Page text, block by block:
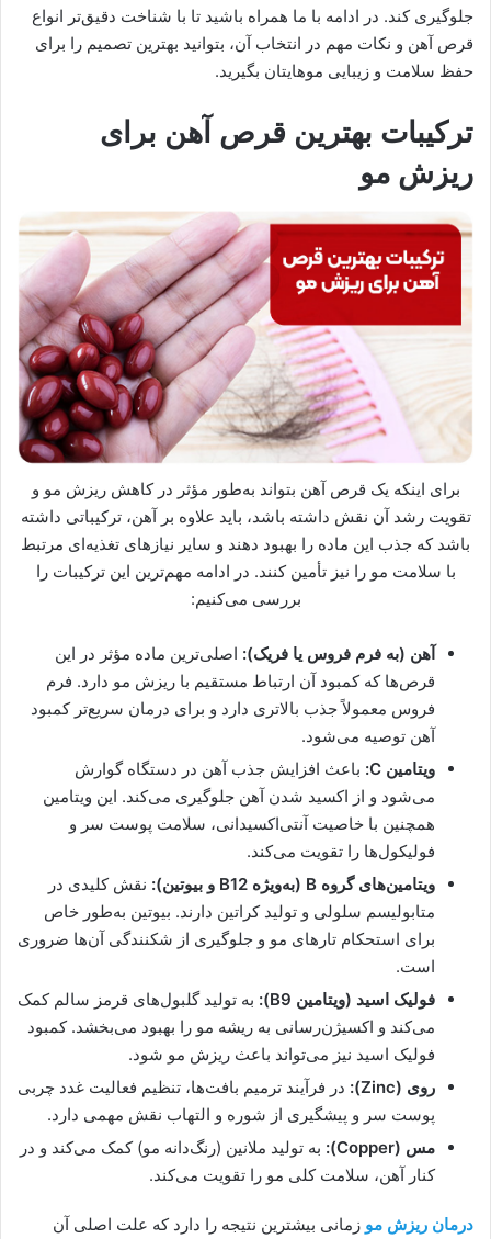
جلوگیری کند. در ادامه با ما همراه باشید تا با شناخت دقیق‌تر انواع
قرص آهن و نکات مهم در انتخاب آن، بتوانید بهترین تصمیم را برای
حفظ سلامت و زیبایی موهایتان بگیرید.
ترکیبات بهترین قرص آهن برای
ریزش مو
برای اینکه یک قرص آهن بتواند به‌طور مؤثر در کاهش ریزش مو و
تقویت رشد آن نقش داشته باشد، باید علاوه بر آهن، ترکیباتی داشته
باشد که جذب این ماده را بهبود دهند و سایر نیازهای تغذیه‌ای مرتبط
با سلامت مو را نیز تأمین کنند. در ادامه مهم‌ترین این ترکیبات را
بررسی می‌کنیم:
آهن (به فرم فروس یا فریک): اصلی‌ترین ماده مؤثر در این
قرص‌ها که کمبود آن ارتباط مستقیم با ریزش مو دارد. فرم
فروس معمولاً جذب بالاتری دارد و برای درمان سریع‌تر کمبود
آهن توصیه می‌شود.
ویتامین C:
باعث افزایش جذب آهن در دستگاه گوارش
می‌شود و از اکسید شدن آهن جلوگیری می‌کند. این ویتامین
همچنین با خاصیت آنتی‌اکسیدانی، سلامت پوست سر و
فولیکول‌ها را تقویت می‌کند.
ویتامین‌های گروه B (به‌ویژه B12 و بیوتین):
نقش کلیدی در
متابولیسم سلولی و تولید کراتین دارند. بیوتین به‌طور خاص
برای استحکام تارهای مو و جلوگیری از شکنندگی آن‌ها ضروری
است.
فولیک اسید (ویتامین B9):
به تولید گلبول‌های قرمز سالم کمک
می‌کند و اکسیژن‌رسانی به ریشه مو را بهبود می‌بخشد. کمبود
فولیک اسید نیز می‌تواند باعث ریزش مو شود.
روی (Zinc):
در فرآیند ترمیم بافت‌ها، تنظیم فعالیت غدد چربی
پوست سر و پیشگیری از شوره و التهاب نقش مهمی دارد.
مس (Copper):
به تولید ملانین (رنگ‌دانه مو) کمک می‌کند و در
کنار آهن، سلامت کلی مو را تقویت می‌کند.
درمان ریزش مو زمانی بیشترین نتیجه را دارد که علت اصلی آن